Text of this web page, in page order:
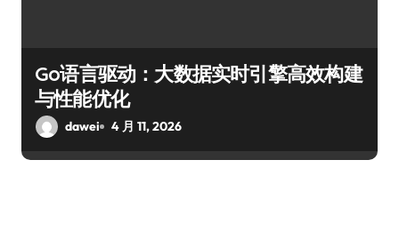
Go语言驱动：大数据实时引擎高效构建
与性能优化
dawei 4 月 11, 2026